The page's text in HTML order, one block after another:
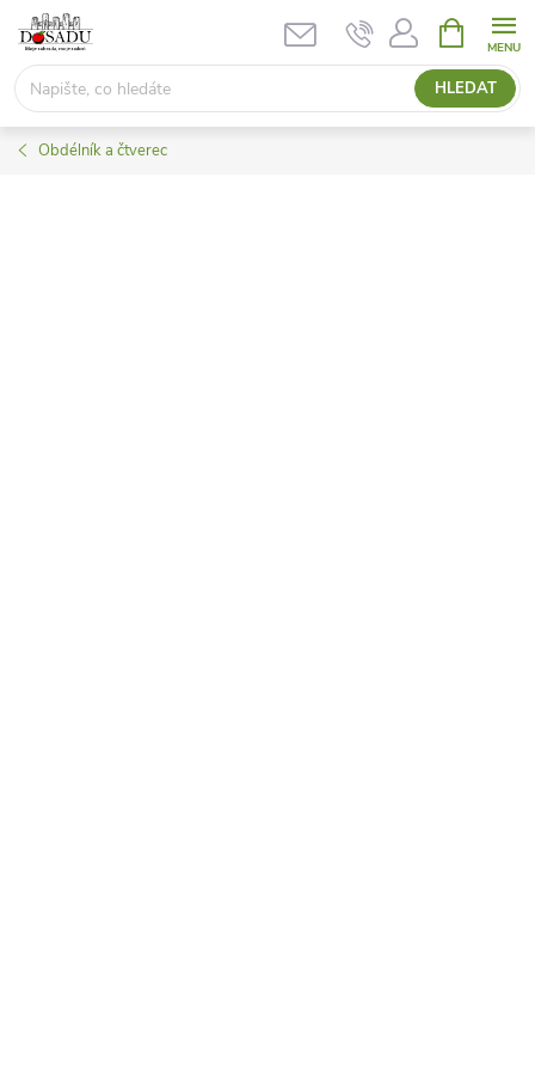
Přejít
obsah
HLEDAT
NÁKUPNÍ
KOŠÍK
Obdélník a čtverec